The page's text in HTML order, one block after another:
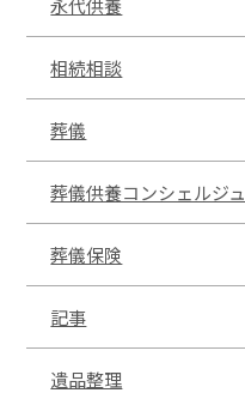
永代供養
相続相談
葬儀
葬儀供養コンシェルジュ
葬儀保険
記事
遺品整理